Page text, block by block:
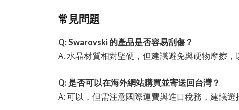
常見問題
Q: Swarovski 的產品是否容易刮傷？
A: 水晶材質相對堅硬，但建議避免與硬物摩擦，
Q: 是否可以在海外網站購買並寄送回台灣？
A: 可以，但需注意國際運費與進口稅務，建議選